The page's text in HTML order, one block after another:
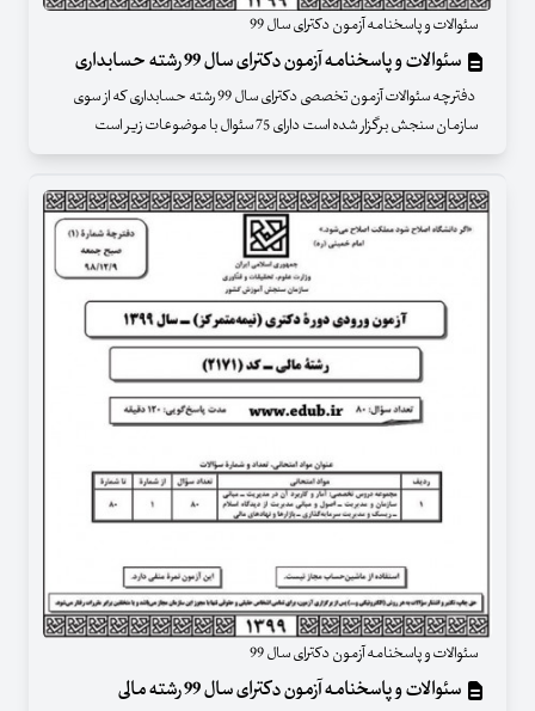
سئوالات و پاسخنامه آزمون دکترای سال 99
سئوالات و پاسخنامه آزمون دکترای سال 99 رشته حسابداری
دفترچه سئوالات آزمون تخصصی دکترای سال 99 رشته حسابداری که از سوی
سازمان سنجش برگزار شده است دارای 75 سئوال با موضوعات زیر است
سئوالات و پاسخنامه آزمون دکترای سال 99
سئوالات و پاسخنامه آزمون دکترای سال 99 رشته مالی